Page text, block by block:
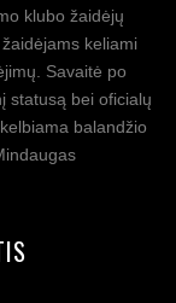
klubo žaidėjų
keliami
Savaitė po
statusą bei oficialų
balandžio